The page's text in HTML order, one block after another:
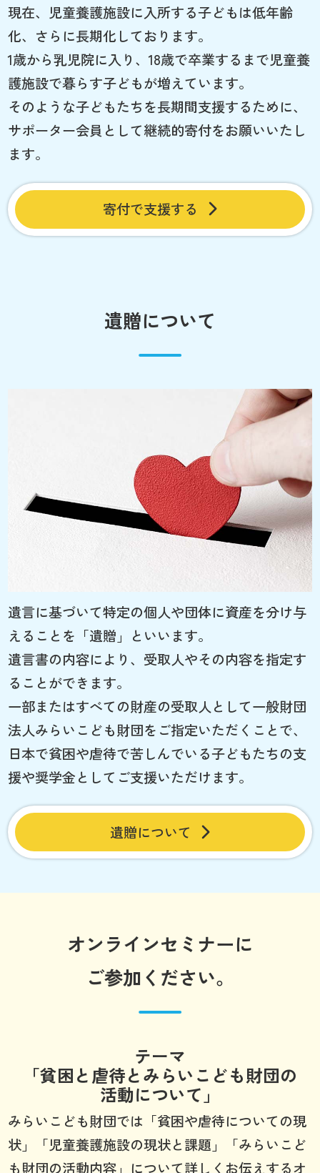
現在、児童養護施設に入所する子どもは低年齢
化、さらに長期化しております。
1歳から乳児院に入り、18歳で卒業するまで児童養
護施設で暮らす子どもが増えています。
そのような子どもたちを長期間支援するために、
サポーター会員として継続的寄付をお願いいたし
ます。
寄付で支援する
遺贈について
遺言に基づいて特定の個人や団体に資産を分け与
えることを「遺贈」といいます。
遺言書の内容により、受取人やその内容を指定す
ることができます。
一部またはすべての財産の受取人として一般財団
法人みらいこども財団をご指定いただくことで、
日本で貧困や虐待で苦しんでいる子どもたちの支
援や奨学金としてご支援いただけます。
遺贈について
オンラインセミナーに
ご参加ください。
テーマ
「貧困と虐待とみらいこども財団の
活動について」
みらいこども財団では「貧困や虐待についての現
状」「児童養護施設の現状と課題」「みらいこど
も財団の活動内容」について詳しくお伝えするオ